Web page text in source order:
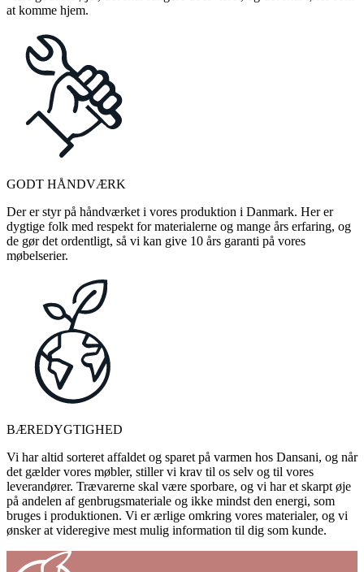
at komme hjem.
GODT HÅNDVÆRK
Der er styr på håndværket i vores produktion i Danmark. Her er
dygtige folk med respekt for materialerne og mange års erfaring, og
de gør det ordentligt, så vi kan give 10 års garanti på vores
møbelserier.
BÆREDYGTIGHED
Vi har altid sorteret affaldet og sparet på varmen hos Dansani, og når
det gælder vores møbler, stiller vi krav til os selv og til vores
leverandører. Trævarerne skal være sporbare, og vi har et skarpt øje
på andelen af genbrugsmateriale og ikke mindst den energi, som
bruges i produktionen. Vi er ærlige omkring vores materialer, og vi
ønsker at videregive mest mulig information til dig som kunde.